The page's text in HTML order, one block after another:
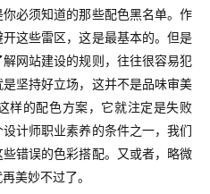
必须知道的那些配色黑名单。作
这些雷区，这是最基本的。但是
网站建设的规则，往往很容易犯
坚持好立场，这并不是品味审美
样的配色方案，它就注定是失败
计师职业素养的条件之一，我们
错误的色彩搭配。又或者，略微
美妙不过了。